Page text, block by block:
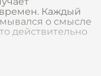
Каждый
о смысле
действительно